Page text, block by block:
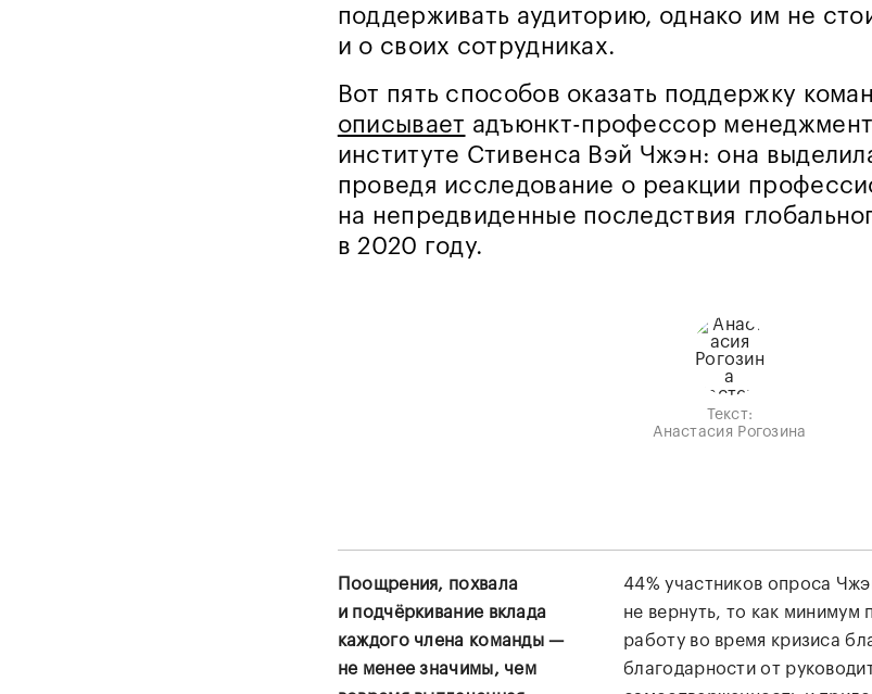
поддерживать аудиторию, однако им не
и о своих сотрудниках.
Вот пять способов оказать поддержку
описывает адъюнкт-профессор
институте Стивенса Вэй Чжэн: она
проведя исследование о реакции
на непредвиденные последствия
в 2020 году.
Текст:
Анастасия Рогозина
Поощрения, похвала
и подчёркивание вклада
каждого члена команды —
не менее значимы, чем
44% участников опроса
не вернуть, то как минимум
работу во время кризиса
благодарности от